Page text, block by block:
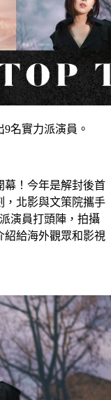
名實力派演員。
幕！今年是解封後首
北影與文策院攜手
演員打頭陣，拍攝
給海外觀眾和影視